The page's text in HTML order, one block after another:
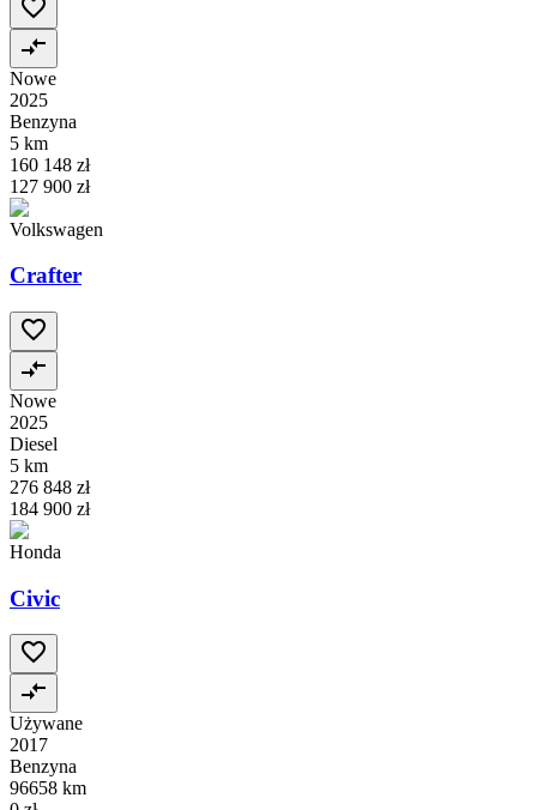
Nowe
2025
Benzyna
5 km
160 148 zł
127 900 zł
Volkswagen
Crafter
Nowe
2025
Diesel
5 km
276 848 zł
184 900 zł
Honda
Civic
Używane
2017
Benzyna
96658 km